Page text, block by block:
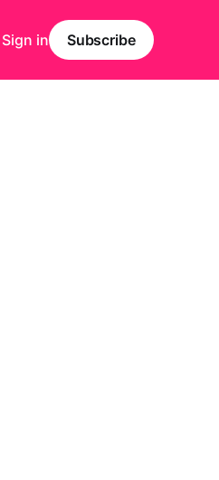
Sign in Subscribe